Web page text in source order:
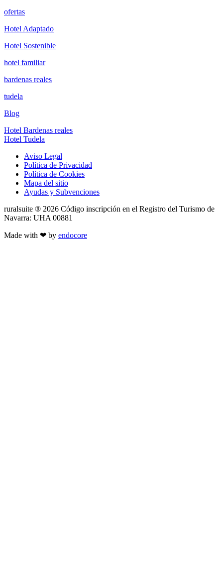
ofertas
Hotel Adaptado
Hotel Sostenible
hotel familiar
bardenas reales
tudela
Blog
Hotel Bardenas reales
Hotel Tudela
Aviso Legal
Política de Privacidad
Política de Cookies
Mapa del sitio
Ayudas y Subvenciones
ruralsuite ® 2026 Código inscripción en el Registro del Turismo de
Navarra: UHA 00881
Made with ❤ by endocore